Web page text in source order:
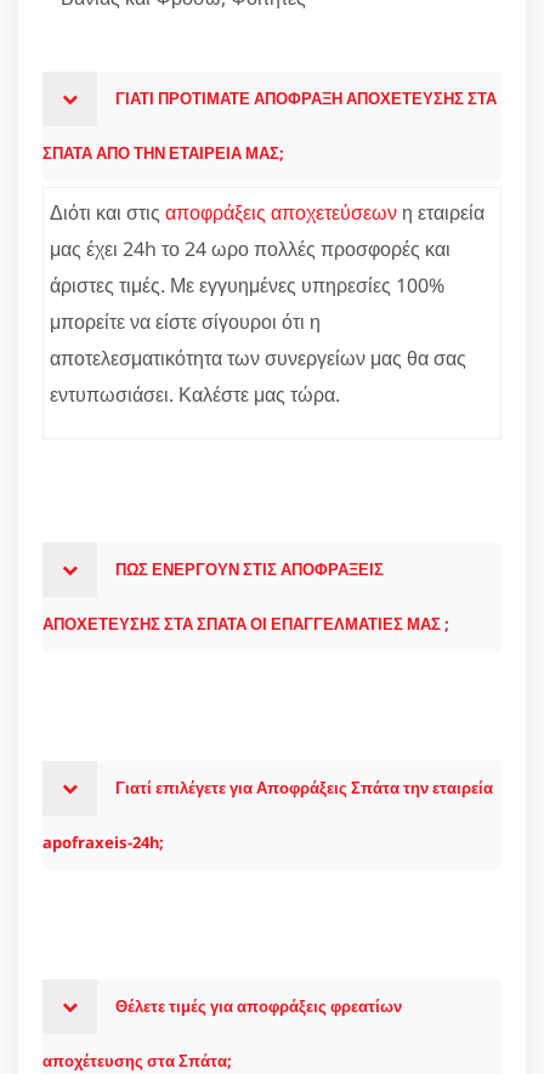
ΓΙΑΤΙ ΠΡΟΤΙΜΑΤΕ ΑΠΟΦΡΑΞΗ ΑΠΟΧΕΤΕΥΣΗΣ ΣΤΑ
ΣΠΑΤΑ ΑΠΟ ΤΗΝ ΕΤΑΙΡΕΙΑ ΜΑΣ;
Διότι και στις αποφράξεις αποχετεύσεων η εταιρεία
μας έχει 24h το 24 ωρο πολλές προσφορές και
άριστες τιμές. Με εγγυημένες υπηρεσίες 100%
μπορείτε να είστε σίγουροι ότι η
αποτελεσματικότητα των συνεργείων μας θα σας
εντυπωσιάσει. Καλέστε μας τώρα.
ΠΩΣ ΕΝΕΡΓΟΥΝ ΣΤΙΣ ΑΠΟΦΡΑΞΕΙΣ
ΑΠΟΧΕΤΕΥΣΗΣ ΣΤΑ ΣΠΑΤΑ ΟΙ ΕΠΑΓΓΕΛΜΑΤΙΕΣ ΜΑΣ ;
Γιατί επιλέγετε για Αποφράξεις Σπάτα την εταιρεία
apofraxeis-24h;
Θέλετε τιμές για αποφράξεις φρεατίων
αποχέτευσης στα Σπάτα;